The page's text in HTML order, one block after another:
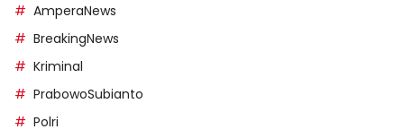
AmperaNews
BreakingNews
Kriminal
PrabowoSubianto
Polri